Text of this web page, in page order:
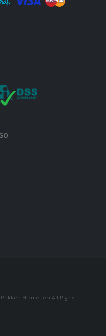
Hizmetleri All Rights